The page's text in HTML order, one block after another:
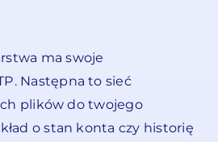
ma swoje
Następna to sieć
plików do twojego
o stan konta czy historię